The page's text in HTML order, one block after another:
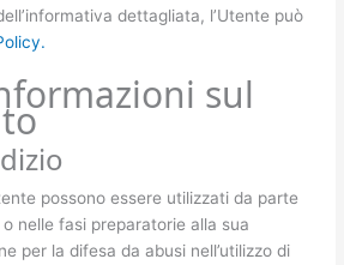
dettagliata, l’Utente può
sul
possono essere utilizzati da parte
nelle fasi preparatorie alla sua
per la difesa da abusi nell’utilizzo di